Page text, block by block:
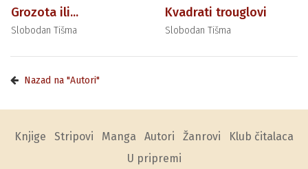
Grozota ili...
Slobodan Tišma
Kvadrati trouglovi
Slobodan Tišma
Nazad na "Autori"
Knjige Stripovi Manga Autori Žanrovi
Klub čitalaca
U pripremi